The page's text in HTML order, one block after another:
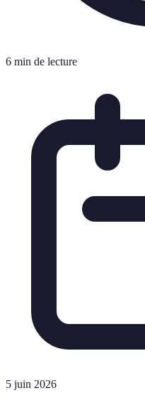
6 min de lecture
5 juin 2026